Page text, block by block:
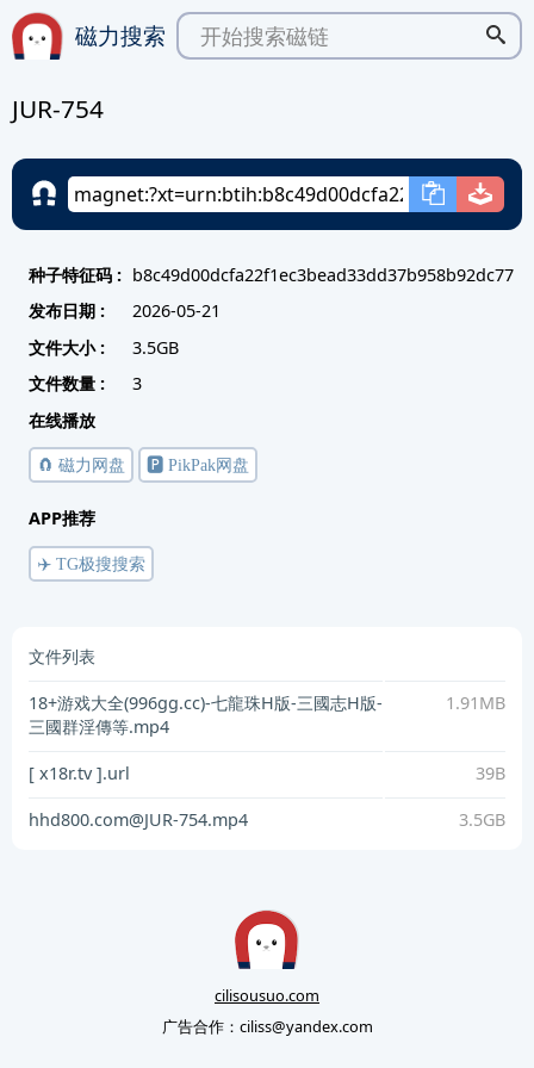
磁力搜索
JUR-754
种子特征码 : b8c49d00dcfa22f1ec3bead33dd37b958b92dc77
发布日期 :
2026-05-21
文件大小 :
3.5GB
文件数量 :
3
在线播放
🧲 磁力网盘 🅿️ PikPak网盘
APP推荐
✈️ TG极搜搜索
文件列表
18+游戏大全(996gg.cc)-七龍珠H版-三國志H版-
三國群淫傳等.mp4
1.91MB
[ x18r.tv ].url 39B
hhd800.com@JUR-754.mp4 3.5GB
cilisousuo.com
广告合作： ciliss@yandex.com